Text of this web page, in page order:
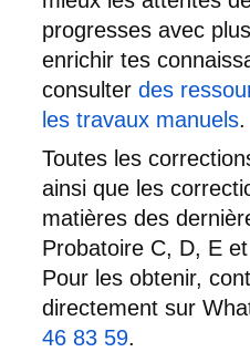
progresses avec
enrichir tes
consulter des
les travaux manuels.
Toutes les
ainsi que les
matières des
Probatoire C, D, E
Pour les obtenir,
directement sur
46 83 59.